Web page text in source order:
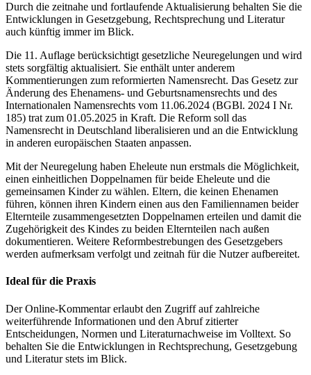
Durch die zeitnahe und fortlaufende Aktualisierung behalten Sie die
Entwicklungen in Gesetzgebung, Rechtsprechung und Literatur
auch künftig immer im Blick.
Die 11. Auflage berücksichtigt gesetzliche Neuregelungen und wird
stets sorgfältig aktualisiert. Sie enthält unter anderem
Kommentierungen zum reformierten Namensrecht. Das Gesetz zur
Änderung des Ehenamens- und Geburtsnamensrechts und des
Internationalen Namensrechts vom 11.06.2024 (BGBl. 2024 I Nr.
185) trat zum 01.05.2025 in Kraft. Die Reform soll das
Namensrecht in Deutschland liberalisieren und an die Entwicklung
in anderen europäischen Staaten anpassen.
Mit der Neuregelung haben Eheleute nun erstmals die Möglichkeit,
einen einheitlichen Doppelnamen für beide Eheleute und die
gemeinsamen Kinder zu wählen. Eltern, die keinen Ehenamen
führen, können ihren Kindern einen aus den Familiennamen beider
Elternteile zusammengesetzten Doppelnamen erteilen und damit die
Zugehörigkeit des Kindes zu beiden Elternteilen nach außen
dokumentieren. Weitere Reformbestrebungen des Gesetzgebers
werden aufmerksam verfolgt und zeitnah für die Nutzer aufbereitet.
Ideal für die Praxis
Der Online-Kommentar erlaubt den Zugriff auf zahlreiche
weiterführende Informationen und den Abruf zitierter
Entscheidungen, Normen und Literaturnachweise im Volltext. So
behalten Sie die Entwicklungen in Rechtsprechung, Gesetzgebung
und Literatur stets im Blick.